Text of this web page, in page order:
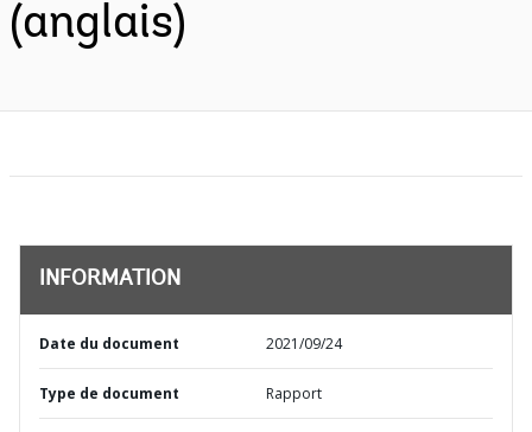
(anglais)
INFORMATION
Date du document 2021/09/24
Type de document Rapport